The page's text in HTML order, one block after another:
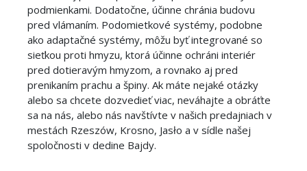
podmienkami. Dodatočne, účinne chránia budovu
pred vlámaním. Podomietkové systémy, podobne
ako adaptačné systémy, môžu byť integrované so
sieťkou proti hmyzu, ktorá účinne ochráni interiér
pred dotieravým hmyzom, a rovnako aj pred
prenikaním prachu a špiny. Ak máte nejaké otázky
alebo sa chcete dozvedieť viac, neváhajte a obráťte
sa na nás, alebo nás navštívte v našich predajniach v
mestách Rzeszów, Krosno, Jasło a v sídle našej
spoločnosti v dedine Bajdy.